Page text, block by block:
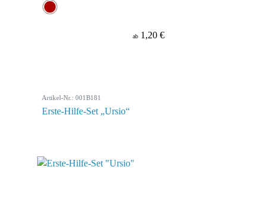
ab 1,20 €
Artikel-Nr.: 001B181
Erste-Hilfe-Set „Ursio“